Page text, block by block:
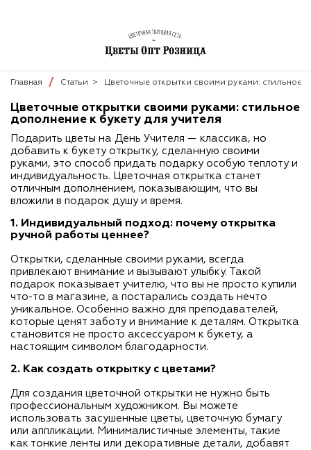
Главная Статьи > Цветочные открытки своими руками: стильное
Цветочные открытки своими руками: стильное
дополнение к букету для учителя
Подарить цветы на День Учителя — классика, но
добавить к букету открытку, сделанную своими
руками, это способ придать подарку особую теплоту и
индивидуальность. Цветочная открытка станет
отличным дополнением, показывающим, что вы
вложили в подарок душу и время.
1. Индивидуальный подход: почему открытка
ручной работы ценнее?
Открытки, сделанные своими руками, всегда
привлекают внимание и вызывают улыбку. Такой
подарок показывает учителю, что вы не просто купили
что-то в магазине, а постарались создать нечто
уникальное. Особенно важно для преподавателей,
которые ценят заботу и внимание к деталям. Открытка
становится не просто аксессуаром к букету, а
настоящим символом благодарности.
2. Как создать открытку с цветами?
Для создания цветочной открытки не нужно быть
профессиональным художником. Вы можете
использовать засушенные цветы, цветочную бумагу
или аппликации. Минималистичные элементы, такие
как тонкие ленты или декоративные детали, добавят